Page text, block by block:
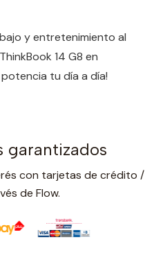
y entretenimiento al
14 G8 en
tu día a día!
garantizados
con tarjetas de crédito /
de Flow.